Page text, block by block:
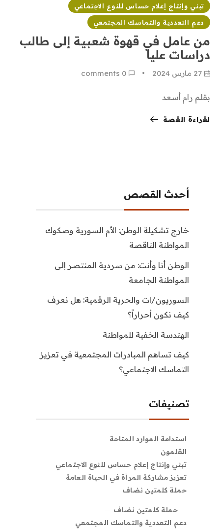
تبني وإنتاج إعلام حساس للنوع الاجتماعي
دعم التعددية والتماسك المجتمعي
من عامل في قهوة شعبية إلى طالب
دراسات عليا
27 مارس 2024 0
بقلم رام أسعد
لقراءة القصة
أحدث القصص
خارج تشكيلة الوطن: الأم السورية وصكوك
المواطنة الناقصة
الوطن أنا وأنت: من سردية المنتصر إلى
المواطنة الجامعة
السوريون/ات والحرية الرقمية: هل نعرف
كيف نكون أحراراً؟
الهندسة الخفية للمواطنة
كيف تساهم المبادرات المجتمعية في تعزيز
التماسك الاجتماعي؟
تصنيفات
استدامة الموارد المتاحة
القلمون
تبني وإنتاج إعلام حساس للنوع الاجتماعي
تعزيز مشاركة المرأة في الحياة العامة
حملة كلمتين نضاف
حملة كلمتين نضاف
دعم التعددية والتماسك المجتمعي